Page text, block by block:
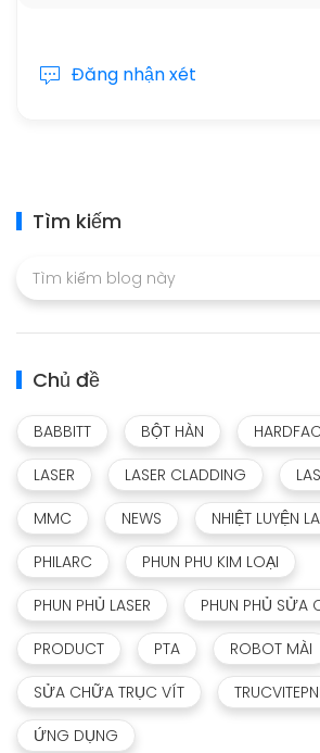
Đăng nhận xét
Tìm kiếm
Chủ đề
BABBITT BỘT HÀN
LASER
LASER CLADDING
MMC
NEWS
NHIỆT LUYỆN
PHILARC
PHUN PHU KIM LOẠI
PHUN PHỦ LASER
PHUN PHỦ SỬA
PRODUCT
PTA
ROBOT MÀI
SỬA CHỮA TRỤC VÍT
ỨNG DỤNG